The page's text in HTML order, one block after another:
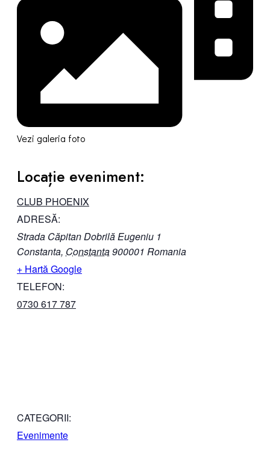
Vezi galeria foto
Locație eveniment:
CLUB PHOENIX
ADRESĂ:
Strada Căpitan Dobrilă Eugeniu 1
Constanta, Constanta900001 Romania
+ Hartă Google
TELEFON:
0730 617 787
CATEGORII:
Evenimente